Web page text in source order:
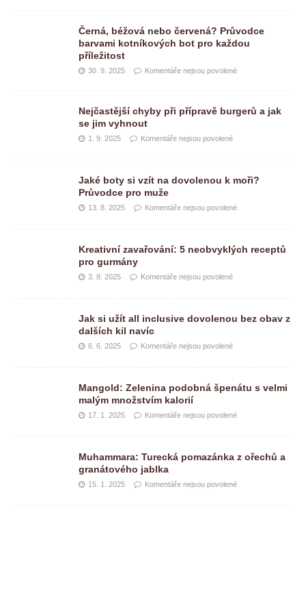
Černá, béžová nebo červená? Průvodce
barvami kotníkových bot pro každou
příležitost
30. 9. 2025 Komentáře nejsou povolené
Nejčastější chyby při přípravě burgerů a jak
se jim vyhnout
1. 9. 2025 Komentáře nejsou povolené
Jaké boty si vzít na dovolenou k moři?
Průvodce pro muže
13. 8. 2025 Komentáře nejsou povolené
Kreativní zavařování: 5 neobvyklých receptů
pro gurmány
3. 8. 2025 Komentáře nejsou povolené
Jak si užít all inclusive dovolenou bez obav z
dalších kil navíc
6. 6. 2025 Komentáře nejsou povolené
Mangold: Zelenina podobná špenátu s velmi
malým množstvím kalorií
17. 1. 2025 Komentáře nejsou povolené
Muhammara: Turecká pomazánka z ořechů a
granátového jablka
15. 1. 2025 Komentáře nejsou povolené